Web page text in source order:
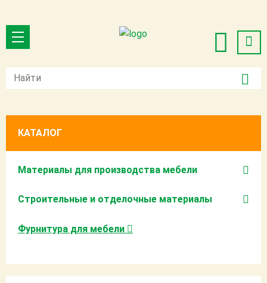
КАТАЛОГ
Материалы для производства мебели
Строительные и отделочные материалы
Фурнитура для мебели